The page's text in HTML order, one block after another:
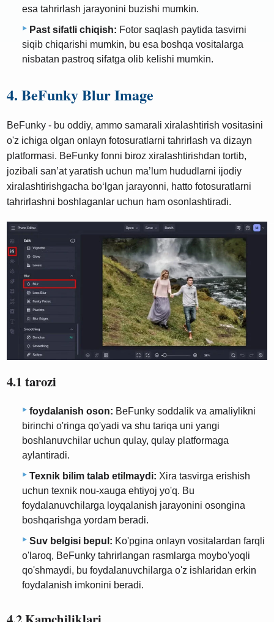
esa tahrirlash jarayonini buzishi mumkin.
Past sifatli chiqish: Fotor saqlash paytida tasvirni
siqib chiqarishi mumkin, bu esa boshqa vositalarga
nisbatan pastroq sifatga olib kelishi mumkin.
4. BeFunky Blur Image
BeFunky - bu oddiy, ammo samarali xiralashtirish vositasini
o'z ichiga olgan onlayn fotosuratlarni tahrirlash va dizayn
platformasi. BeFunky fonni biroz xiralashtirishdan tortib,
jozibali sanʼat yaratish uchun maʼlum hududlarni ijodiy
xiralashtirishgacha boʻlgan jarayonni, hatto fotosuratlarni
tahrirlashni boshlaganlar uchun ham osonlashtiradi.
4.1 tarozi
foydalanish oson: BeFunky soddalik va amaliylikni
birinchi o'ringa qo'yadi va shu tariqa uni yangi
boshlanuvchilar uchun qulay, qulay platformaga
aylantiradi.
Texnik bilim talab etilmaydi: Xira tasvirga erishish
uchun texnik nou-xauga ehtiyoj yo'q. Bu
foydalanuvchilarga loyqalanish jarayonini osongina
boshqarishga yordam beradi.
Suv belgisi bepul: Ko'pgina onlayn vositalardan farqli
o'laroq, BeFunky tahrirlangan rasmlarga moybo'yoqli
qo'shmaydi, bu foydalanuvchilarga o'z ishlaridan erkin
foydalanish imkonini beradi.